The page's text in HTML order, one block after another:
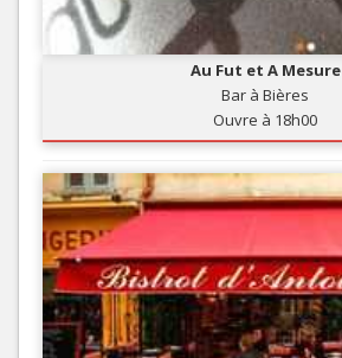
Au Fut et A Mesure
Bar à Bières
Ouvre à 18h00